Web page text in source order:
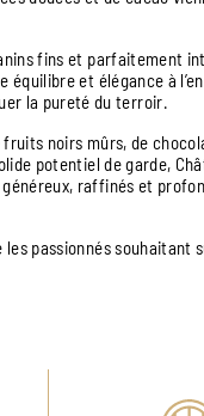
fins et parfaitement
et élégance à
la pureté du terroir.
noirs mûrs, de
potentiel de garde,
raffinés et
passionnés souhaitant